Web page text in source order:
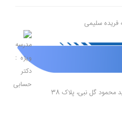
فریده سلیمی
محمود گل نبی، پلاک 38